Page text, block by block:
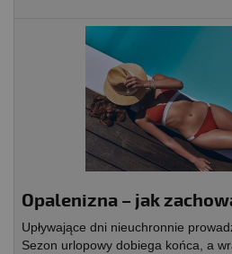
Opalenizna – jak
Upływające dni nieuchronnie
Sezon urlopowy dobiega końca, a